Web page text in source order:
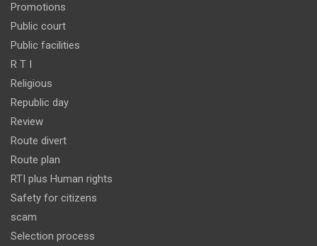
Promotions
Public court
Public facilities
R T I
Religious
Republic day
Review
Route divert
Route plan
RTI plus Human rights
Safety for citizens
scam
Selection process